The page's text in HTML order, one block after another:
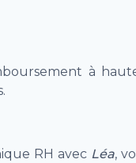
à
RH avec Léa,